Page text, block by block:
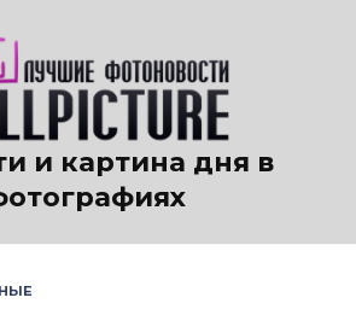
и картина дня в